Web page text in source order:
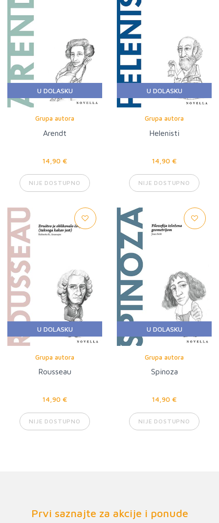
U DOLASKU
Grupa autora
Arendt
14,90 €
NIJE DOSTUPNO
U DOLASKU
Grupa autora
Helenisti
14,90 €
NIJE DOSTUPNO
U DOLASKU
Grupa autora
Rousseau
14,90 €
NIJE DOSTUPNO
U DOLASKU
Grupa autora
Spinoza
14,90 €
NIJE DOSTUPNO
Prvi saznajte za akcije i ponude